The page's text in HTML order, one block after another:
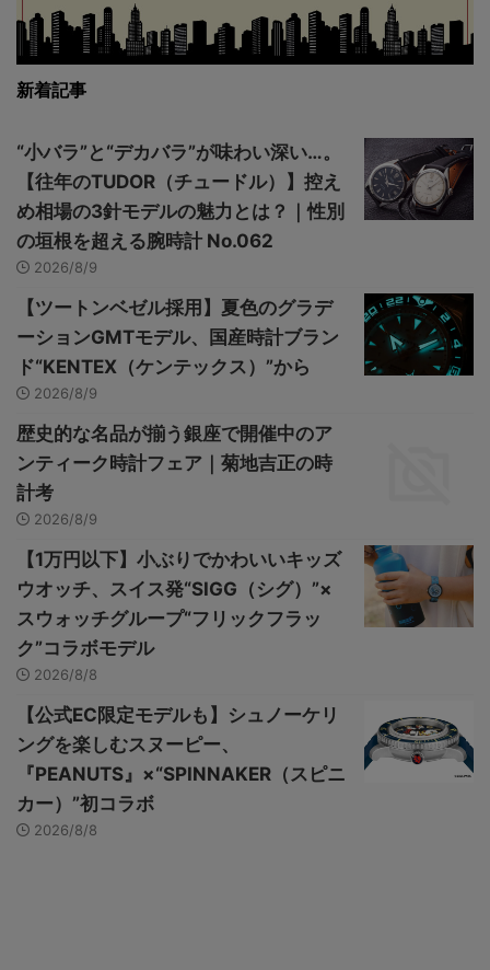
新着記事
“小バラ”と“デカバラ”が味わい深い…。
【往年のTUDOR（チュードル）】控え
め相場の3針モデルの魅力とは？｜性別
の垣根を超える腕時計 No.062
2026/8/9
【ツートンベゼル採用】夏色のグラデ
ーションGMTモデル、国産時計ブラン
ド“KENTEX（ケンテックス）”から
2026/8/9
歴史的な名品が揃う銀座で開催中のア
ンティーク時計フェア｜菊地吉正の時
計考
2026/8/9
【1万円以下】小ぶりでかわいいキッズ
ウオッチ、スイス発“SIGG（シグ）”×
スウォッチグループ“フリックフラッ
ク”コラボモデル
2026/8/8
【公式EC限定モデルも】シュノーケリ
ングを楽しむスヌーピー、
『PEANUTS』×“SPINNAKER（スピニ
カー）”初コラボ
2026/8/8